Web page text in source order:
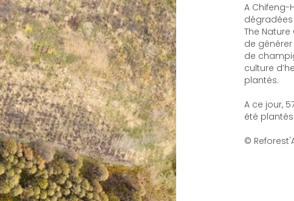
A Chifeng-
The
de
de
culture
plantés.
A ce jour,
été plantés.
©